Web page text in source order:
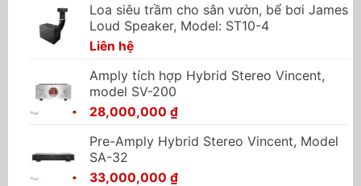
Loa siêu trầm cho sân vườn, bể bơi James
Loud Speaker, Model: ST10-4
Liên hệ
Amply tích hợp Hybrid Stereo Vincent,
model SV-200
28,000,000 ₫
Pre-Amply Hybrid Stereo Vincent, Model
SA-32
33,000,000 ₫